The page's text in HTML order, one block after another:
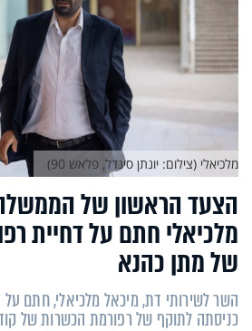
הצעד הראשון של
מלכיאלי חתם על דחיית
של מתן כהנא
השר לשירותי דת, מיכאל מלכיאלי, חתם
כניסתה לתוקף של רפורמת הכשרות של
מלכיאלי (צילום: יונתן סינדל, פלאש 90)